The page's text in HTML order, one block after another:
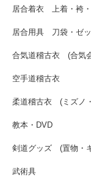
居合着衣 上着・袴
居合用具 刀袋・ゼ
合気道稽古衣 (合気
空手道稽古衣
柔道稽古衣 (ミズノ
教本・DVD
剣道グッズ (置物・
武術具